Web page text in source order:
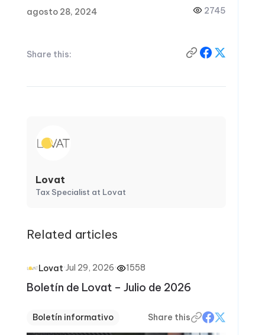
agosto 28, 2024 2745
Share this:
Lovat
Tax Specialist at Lovat
Related articles
Lovat·Jul 29, 2026· 1558
Boletín de Lovat – Julio de 2026
Boletín informativo Share this